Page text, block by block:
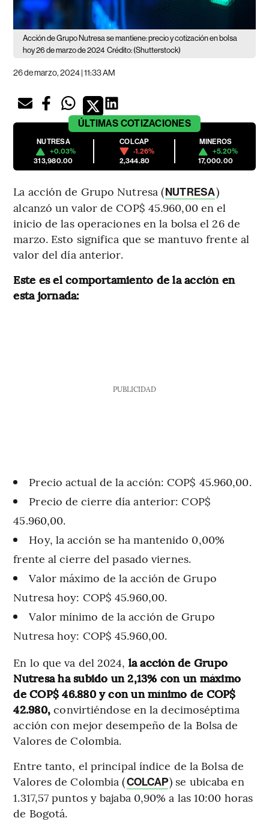
Acción de Grupo Nutresa se mantiene: precio y cotización en bolsa
hoy 26 de marzo de 2024 Crédito: (Shutterstock)
26 de marzo, 2024 | 11:33 AM
ÚLTIMAS COTIZACIONES
NUTRESA
+0.03%
313,980.00
COLCAP
-1.26%
2,344.80
MINEROS
+5.20%
17,000.00
La acción de Grupo Nutresa (NUTRESA)
alcanzó un valor de COP$ 45.960,00 en el
inicio de las operaciones en la bolsa el 26 de
marzo. Esto significa que se mantuvo frente al
valor del día anterior.
Este es el comportamiento de la acción en
esta jornada:
PUBLICIDAD
Precio actual de la acción: COP$ 45.960,00.
Precio de cierre día anterior: COP$
45.960,00.
Hoy, la acción se ha mantenido 0,00%
frente al cierre del pasado viernes.
Valor máximo de la acción de Grupo
Nutresa hoy: COP$ 45.960,00.
Valor mínimo de la acción de Grupo
Nutresa hoy: COP$ 45.960,00.
En lo que va del 2024, la acción de Grupo
Nutresa ha subido un 2,13% con un máximo
de COP$ 46.880 y con un mínimo de COP$
42.980,convirtiéndose en la decimoséptima
acción con mejor desempeño de la Bolsa de
Valores de Colombia.
Entre tanto, el principal índice de la Bolsa de
Valores de Colombia (COLCAP) se ubicaba en
1.317,57 puntos y bajaba 0,90% a las 10:00 horas
de Bogotá.